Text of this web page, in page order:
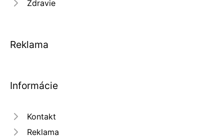
Zdravie
Reklama
Informácie
Kontakt
Reklama